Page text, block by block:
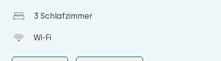
3 Schlafzimmer
Wi-Fi